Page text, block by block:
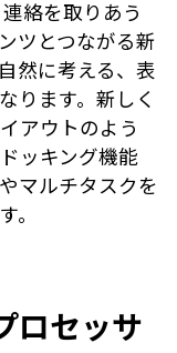
絡を取りあう
ツとつながる新
然に考える、表
ります。新しく
アウトのよう
ッキング機能
マルチタスクを
。
ロセッサ